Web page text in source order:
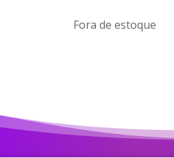
Fora de estoque